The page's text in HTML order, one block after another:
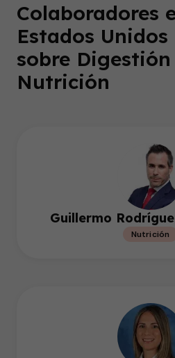
Colaboradores
Estados Unidos
sobre
Nutrición
Guillermo
Nutrición